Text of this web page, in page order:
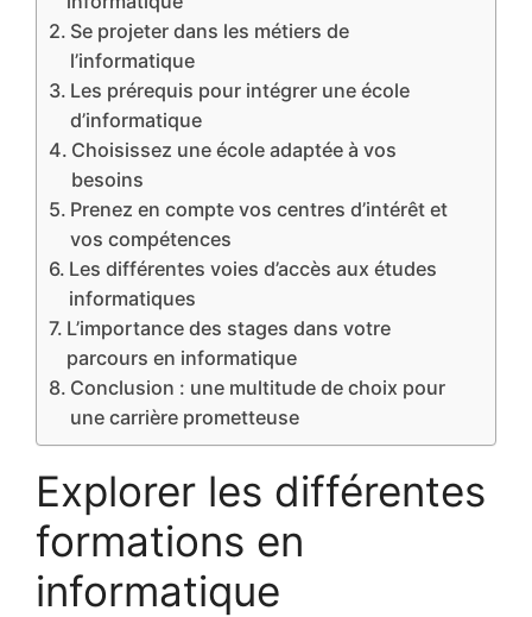
Se projeter dans les métiers de
l’informatique
Les prérequis pour intégrer une école
d’informatique
Choisissez une école adaptée à vos
besoins
Prenez en compte vos centres d’intérêt et
vos compétences
Les différentes voies d’accès aux études
informatiques
L’importance des stages dans votre
parcours en informatique
Conclusion : une multitude de choix pour
une carrière prometteuse
Explorer les différentes
formations en
informatique